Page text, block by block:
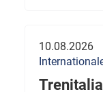
10.08.2026